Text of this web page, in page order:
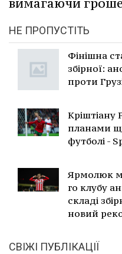
вимагаючи
НЕ ПРОПУСТІТЬ
Фінішна
збірної:
проти
Кріштіану
планами
футболі -
Ярмолюк
го клубу
складі
новий
СВІЖІ ПУБЛІКАЦІЇ